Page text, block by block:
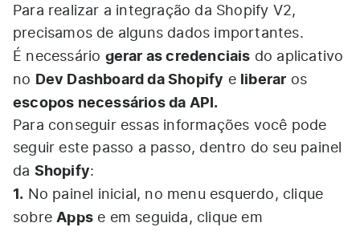
Para realizar a integração da Shopify V2,
precisamos de alguns dados importantes.
É necessário gerar as credenciais do aplicativo
no Dev Dashboard da Shopify e liberar os
escopos necessários da API.
Para conseguir essas informações você pode
seguir este passo a passo, dentro do seu painel
da Shopify:
1. No painel inicial, no menu esquerdo, clique
sobreApps e em seguida, clique em